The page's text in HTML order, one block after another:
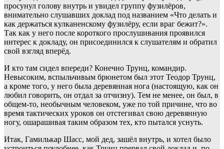
просунул голову внутрь и увидел группу фузилёров,
внимательно слушавших доклад под названием «Что делать и
как держаться кулканенскому фузилёру, если враг бежит?».
Так как у него после короткого прослушивания проявился
интерес к докладу, он присоединился к слушателям и обратил
свой взгляд вперёд.
И кто там сидел впереди? Конечно Трунц, командир.
Невысоким, вспыльчивым брюнетом был этот Теодор Трунц,
а кроме того, у него была деревянная нога (настоящую, как он
любил говорить, он отдал за отчизну). Тем не менее, он был, в
общем-то, необычным человеком, уже по той причине, что во
время тактических уроков он отстегивал свою деревянную
ногу, ошарашивая таким образом тех, кто пытался уснуть.
Итак, Гамилькар Шасс, мой дед, зашёл внутрь, и хотел было